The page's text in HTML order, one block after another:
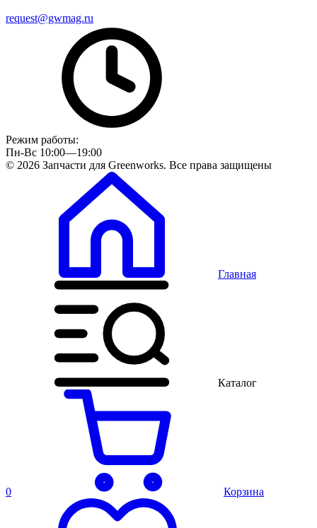
request@gwmag.ru
Режим работы:
Пн-Вс 10:00—19:00
© 2026 Запчасти для Greenworks. Все права защищены
Главная
Каталог
0 Корзина